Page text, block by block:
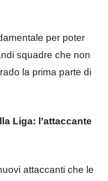
per poter
squadre che non
la prima parte di
Liga: l’attaccante
attaccanti che le